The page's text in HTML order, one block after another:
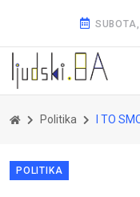
Politika I TO SMO
POLITIKA